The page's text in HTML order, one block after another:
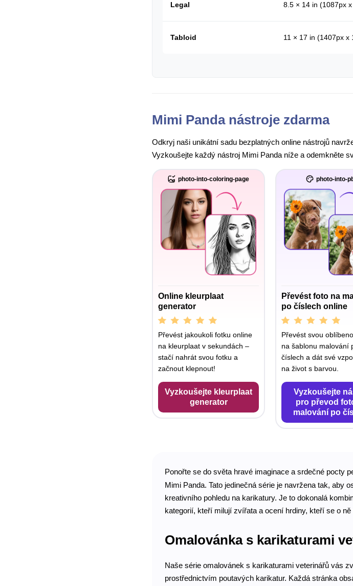
Legal 8.5 × 14 in (1087px
Tabloid 11 × 17 in (1407px x
Mimi Panda nástroje zdarma
Odkryj naši unikátní sadu bezplatných online nástrojů
Vyzkoušejte každý nástroj Mimi Panda níže a odemkněte
photo-into-coloring-page
Online kleurplaat
generator
Převést jakoukoli fotku online
na kleurplaat v sekundách –
stačí nahrát svou fotku a
začnout klepnout!
Vyzkoušejte kleurplaat
generator
photo-into-
Převést foto na
po číslech online
Převést svou
na šablonu malování
číslech a dát své
na život s barvou.
Vyzkoušejte
pro převod
malování po
Ponořte se do světa hravé imaginace a srdečné pocty
Mimi Panda. Tato jedinečná série je navržena tak, aby
kreativního pohledu na karikatury. Je to dokonalá
kategorií, kteří milují zvířata a ocení hrdiny, kteří se o ně
Omalovánka s karikaturami
Naše série omalovánek s karikaturami veterinářů vás
prostřednictvím poutavých karikatur. Každá stránka